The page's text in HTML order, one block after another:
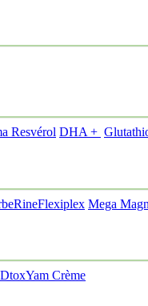
Resvérol DHA +
Flexiplex Mega
Yam Crème